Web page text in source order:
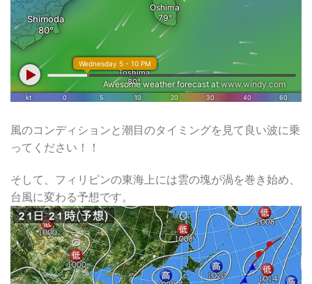
風のコンディションと潮目のタイミングを見て良い波に乗
ってください！！
そして、フィリピンの東海上には雲の塊が渦を巻き始め、
台風に変わる予想です。